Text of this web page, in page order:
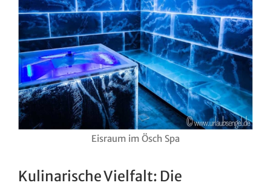
Eisraum im Ösch Spa
Kulinarische Vielfalt: Die